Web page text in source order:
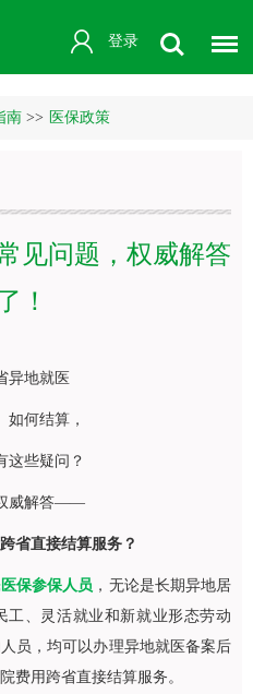
登录
南 >> 医保政策
见问题，权威解答
！
异地就医
如何结算，
这些疑问？
威解答——
省直接结算服务？
保参保人员 ，无论是长期异地居
工、灵活就业和新就业形态劳动
员，均可以办理异地就医备案后
费用跨省直接结算服务。